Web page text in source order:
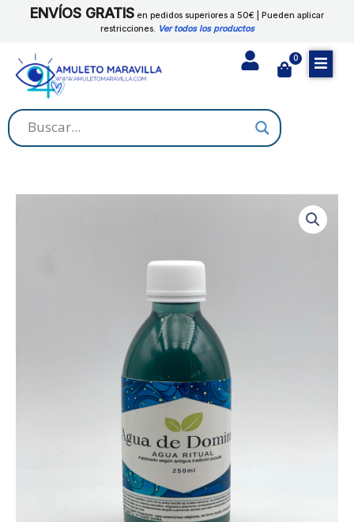
ENVÍOS GRATIS en pedidos superiores a 50€ | Pueden aplicar
restricciones. Ver todos los productos
0
Cart
DOMINIO